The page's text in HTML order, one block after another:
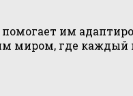
им
миром, где